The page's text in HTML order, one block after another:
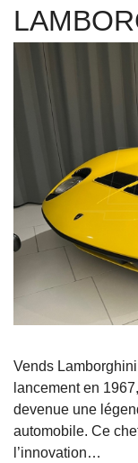
Vends
lancement en
devenue une
automobile. Ce
l’innovation…